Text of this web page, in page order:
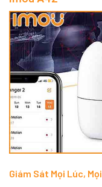
Giám Sát Mọi Lúc,